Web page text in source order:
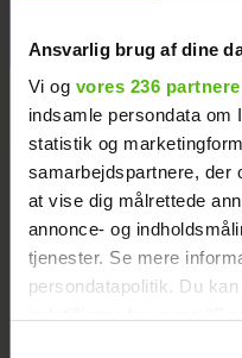
Ansvarlig brug af dine
Vi og vores 236 partnere
indsamle persondata
statistik og
samarbejdspartnere, der
at vise dig målrettede
annonce- og
tjenester. Se mere
persondatapolitik. Du